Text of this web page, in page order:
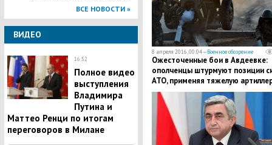
ВСЕ НОВОСТИ »
ВИДЕО
16:52
Полное видео
выступления
Владимира
Путина и
Маттео Ренци по итогам
переговоров в Милане
8 апреля 2016, 00:04 —Военное обозрение
Ожесточенные бои в Авдеевке:
ополченцы штурмуют позиции
АТО, применяя тяжелую
и танки